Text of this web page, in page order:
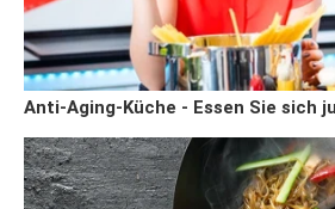
Anti-Aging-Küche - Essen Sie sich